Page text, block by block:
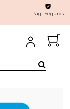
Pag. Seguros